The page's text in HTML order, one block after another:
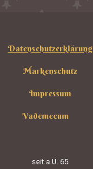
Datenschutzerklärung
Markenschutz
Impressum
Vademecum
seit a.U. 65